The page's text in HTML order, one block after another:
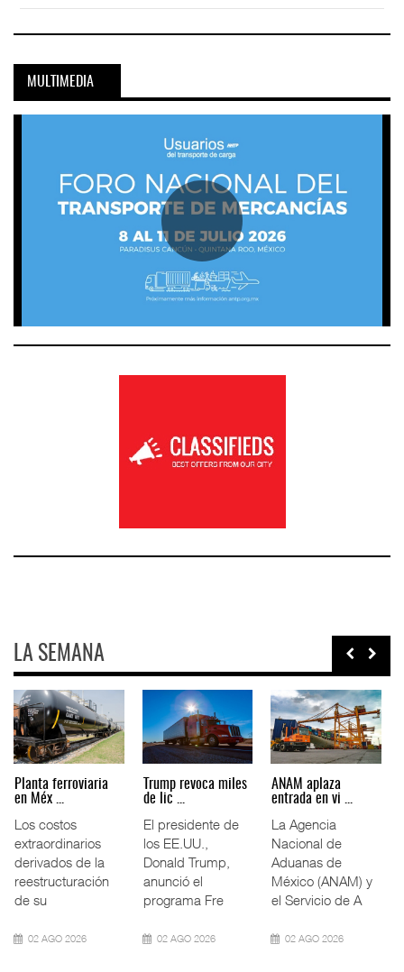
MULTIMEDIA
LA SEMANA
EE.UU. plantea
nuevas res ...
La Administración
Federal de
Ferrocarriles de
los Estados
Unidos (
05 AGO 2026
APM Terminals
incrementa ...
El operador
portuario global
APM Terminals
incorporó cinco
Termina
05 AGO 2026
ExxonMobil lleva
mantenim ...
La reducción del
consumo de
combustible y de
los costos de
manteni
05 AGO 2026